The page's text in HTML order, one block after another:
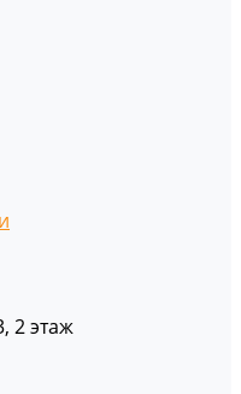
2 этаж